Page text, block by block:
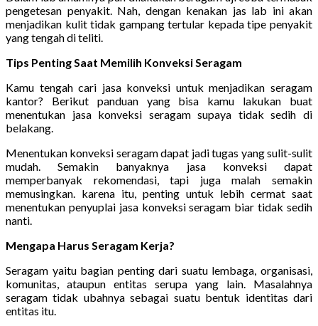
pengetesan penyakit. Nah, dengan kenakan jas lab ini akan
menjadikan kulit tidak gampang tertular kepada tipe penyakit
yang tengah di teliti.
Tips Penting Saat Memilih Konveksi Seragam
Kamu tengah cari jasa konveksi untuk menjadikan seragam
kantor? Berikut panduan yang bisa kamu lakukan buat
menentukan jasa konveksi seragam supaya tidak sedih di
belakang.
Menentukan konveksi seragam dapat jadi tugas yang sulit-sulit
mudah. Semakin banyaknya jasa konveksi dapat
memperbanyak rekomendasi, tapi juga malah semakin
memusingkan. karena itu, penting untuk lebih cermat saat
menentukan penyuplai jasa konveksi seragam biar tidak sedih
nanti.
Mengapa Harus Seragam Kerja?
Seragam yaitu bagian penting dari suatu lembaga, organisasi,
komunitas, ataupun entitas serupa yang lain. Masalahnya
seragam tidak ubahnya sebagai suatu bentuk identitas dari
entitas itu.